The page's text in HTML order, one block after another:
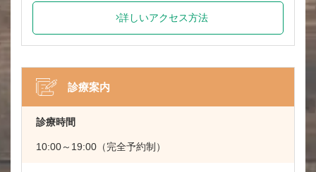
詳しいアクセス方法
診療案内
診療時間
10:00～19:00（完全予約制）